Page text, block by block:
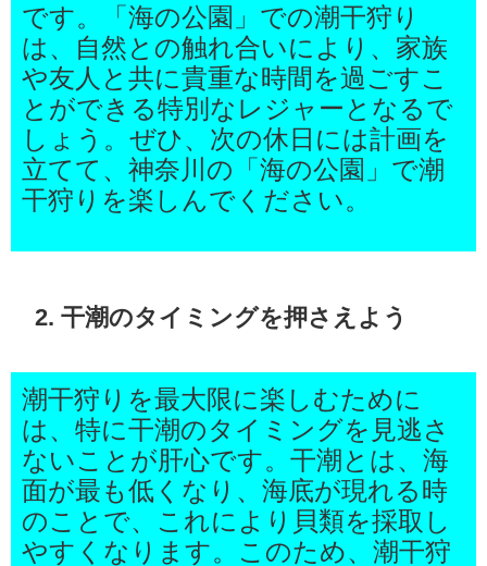
です。「海の公園」での潮干狩り
は、自然との触れ合いにより、家族
や友人と共に貴重な時間を過ごすこ
とができる特別なレジャーとなるで
しょう。ぜひ、次の休日には計画を
立てて、神奈川の「海の公園」で潮
干狩りを楽しんでください。
2. 干潮のタイミングを押さえよう
潮干狩りを最大限に楽しむために
は、特に干潮のタイミングを見逃さ
ないことが肝心です。干潮とは、海
面が最も低くなり、海底が現れる時
のことで、これにより貝類を採取し
やすくなります。このため、潮干狩